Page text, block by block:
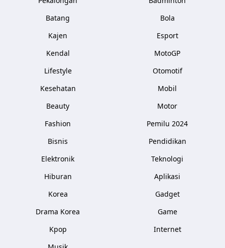
Batang
Kajen
Kendal
Lifestyle
Kesehatan
Beauty
Fashion
Bisnis
Elektronik
Hiburan
Korea
Drama Korea
Kpop
Bola
Esport
MotoGP
Otomotif
Mobil
Motor
Pemilu 2024
Pendidikan
Teknologi
Aplikasi
Gadget
Game
Internet